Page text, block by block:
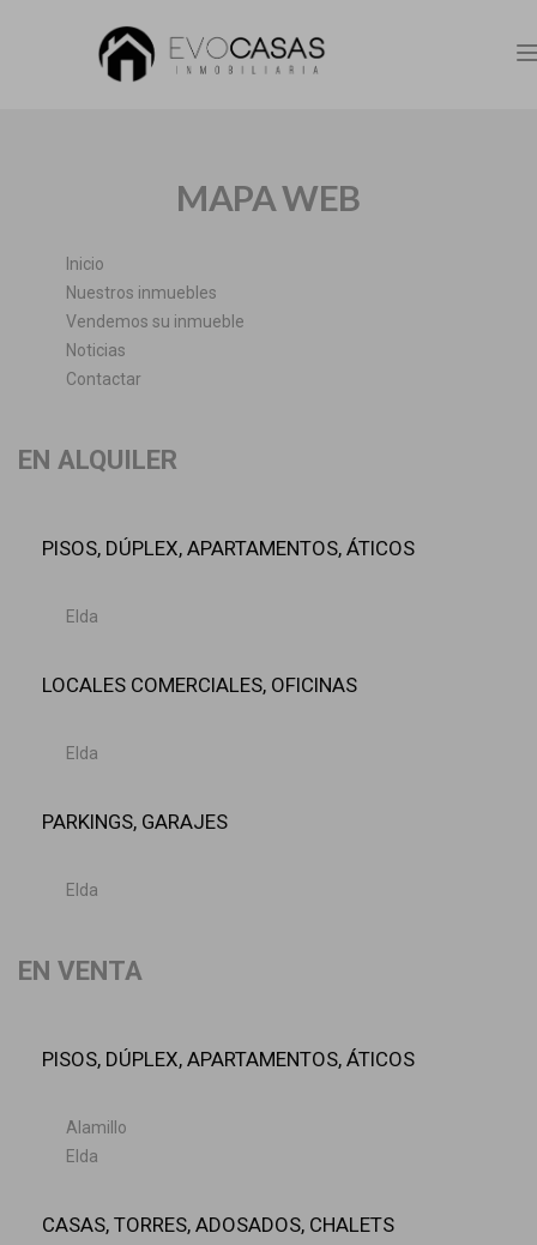
MAPA WEB
Inicio
Nuestros inmuebles
Vendemos su inmueble
Noticias
Contactar
EN ALQUILER
PISOS, DÚPLEX, APARTAMENTOS, ÁTICOS
Elda
LOCALES COMERCIALES, OFICINAS
Elda
PARKINGS, GARAJES
Elda
EN VENTA
PISOS, DÚPLEX, APARTAMENTOS, ÁTICOS
Alamillo
Elda
CASAS, TORRES, ADOSADOS, CHALETS